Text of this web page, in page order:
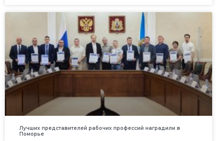
Лучших представителей рабочих профессий наградили в
Поморье